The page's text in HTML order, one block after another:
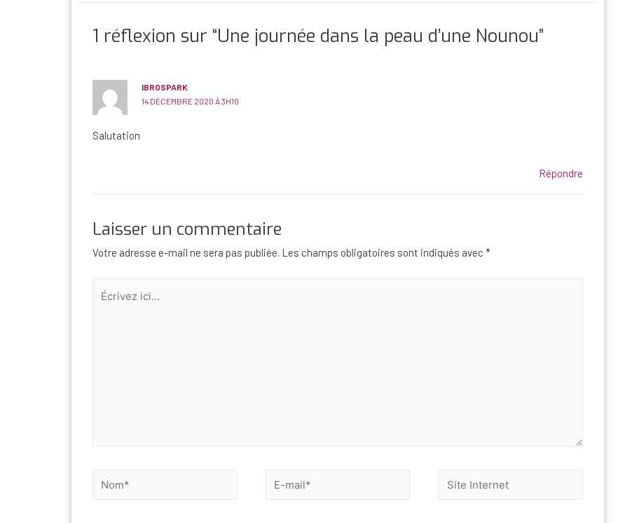
1 réflexion sur “Une journée dans la peau d’une Nounou”
IBROSPARK
14 DÉCEMBRE 2020 À 3H10
Salutation
Répondre
Laisser un commentaire
Votre adresse e-mail ne sera pas publiée. Les champs obligatoires sont indiqués avec *